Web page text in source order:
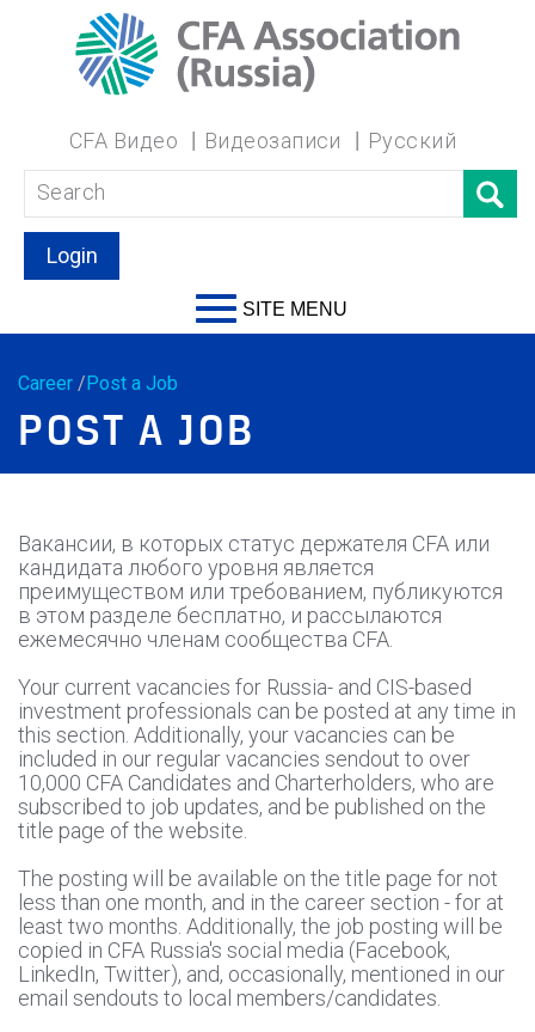
CFA Видео Видеозаписи Русский
Login
SITE MENU
Career /Post a Job
POST A JOB
Вакансии, в которых статус держателя CFA или
кандидата любого уровня является
преимуществом или требованием, публикуются
в этом разделе бесплатно, и рассылаются
ежемесячно членам сообщества CFA.
Your current vacancies for Russia- and CIS-based
investment professionals can be posted at any time in
this section. Additionally, your vacancies can be
included in our regular vacancies sendout to over
10,000 CFA Candidates and Charterholders, who are
subscribed to job updates, and be published on the
title page of the website.
The posting will be available on the title page for not
less than one month, and in the career section - for at
least two months. Additionally, the job posting will be
copied in CFA Russia's social media (Facebook,
LinkedIn, Twitter), and, occasionally, mentioned in our
email sendouts to local members/candidates.